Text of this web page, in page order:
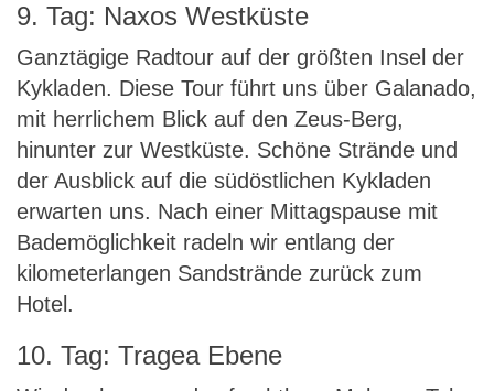
9. Tag: Naxos Westküste
Ganztägige Radtour auf der größten Insel der
Kykladen. Diese Tour führt uns über Galanado,
mit herrlichem Blick auf den Zeus-Berg,
hinunter zur Westküste. Schöne Strände und
der Ausblick auf die südöstlichen Kykladen
erwarten uns. Nach einer Mittagspause mit
Bademöglichkeit radeln wir entlang der
kilometerlangen Sandstrände zurück zum
Hotel.
10. Tag: Tragea Ebene